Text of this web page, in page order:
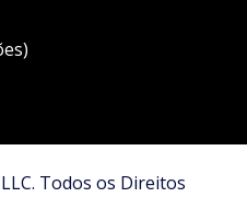
Todos os Direitos